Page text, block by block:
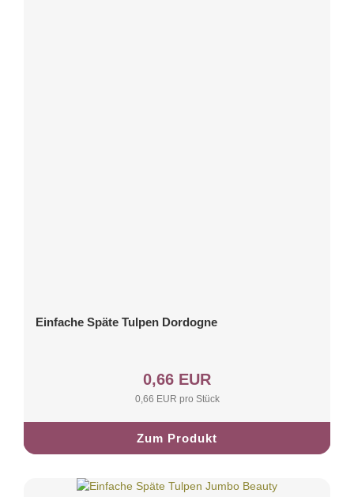
Einfache Späte Tulpen Dordogne
0,66 EUR
0,66 EUR pro Stück
Zum Produkt